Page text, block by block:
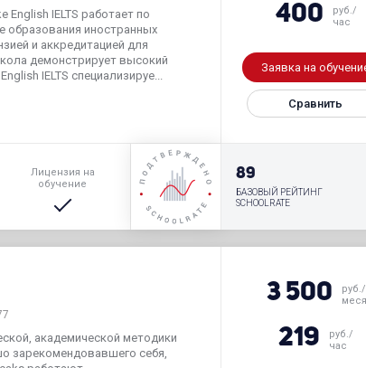
English IELTS работает по
иностранных
и аккредитацией для
демонстрирует высокий
IELTS специализируе...
Лицензия на
обучение
400
руб./
час
Заявка на
Сравнить
89
БАЗОВЫЙ РЕЙТИНГ
SCHOOLRATE
академической методики
зарекомендовавшего себя,
3 500
руб./
219
руб./
час